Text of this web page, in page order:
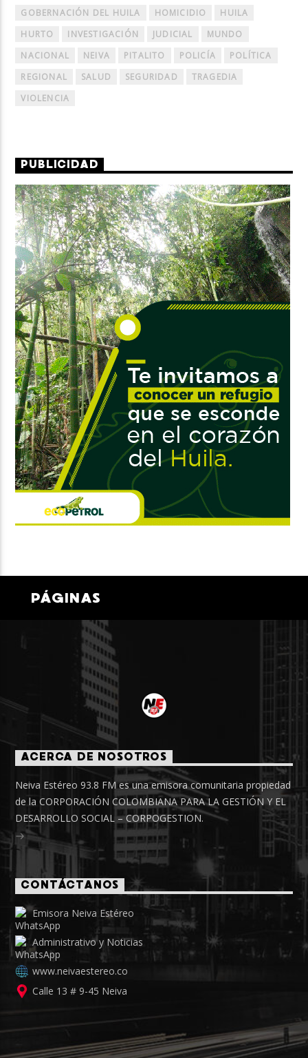
GOBERNACIÓN DEL HUILA
HOMICIDIO
HUILA
HURTO
INVESTIGACIÓN JUDICIAL
MUNDO
NACIONAL
NEIVA PITALITO POLICÍA
POLÍTICA
REGIONAL
SALUD SEGURIDAD
TRAGEDIA
VIOLENCIA
PUBLICIDAD
PÁGINAS
ACERCA DE NOSOTROS
Neiva Estéreo 93.8 FM es una emisora comunitaria propiedad
de la CORPORACIÓN COLOMBIANA PARA LA GESTIÓN Y EL
DESARROLLO SOCIAL – CORPOGESTION.
CONTÁCTANOS
Emisora Neiva Estéreo
Administrativo y Noticias
www.neivaestereo.co
Calle 13 # 9-45 Neiva